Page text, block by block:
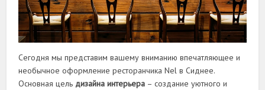
Сегодня мы представим вашему вниманию впечатляющее и
необычное оформление ресторанчика Nel в Сиднее.
Основная цель дизайна интерьера – создание уютного и